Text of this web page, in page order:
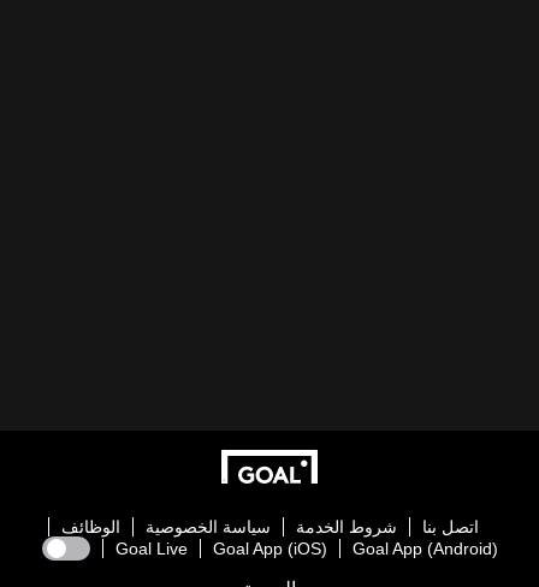
اتصل بنا شروط الخدمة سياسة الخصوصية
الوظائف
Goal App (Android)
Goal App (iOS)
Goal Live